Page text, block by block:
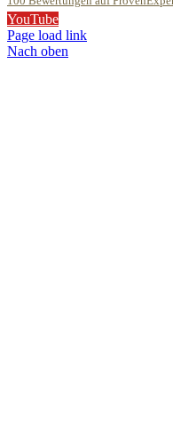
Klavierhaus
YouTube
Page load link
Nach oben